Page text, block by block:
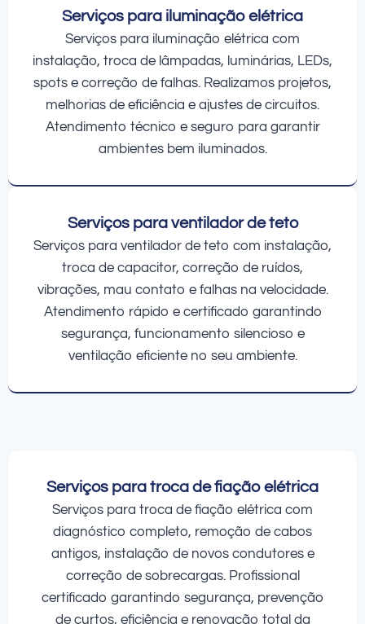
Serviços para iluminação elétrica
Serviços para iluminação elétrica com
instalação, troca de lâmpadas, luminárias, LEDs,
spots e correção de falhas. Realizamos projetos,
melhorias de eficiência e ajustes de circuitos.
Atendimento técnico e seguro para garantir
ambientes bem iluminados.
Serviços para ventilador de teto
Serviços para ventilador de teto com instalação,
troca de capacitor, correção de ruídos,
vibrações, mau contato e falhas na velocidade.
Atendimento rápido e certificado garantindo
segurança, funcionamento silencioso e
ventilação eficiente no seu ambiente.
Serviços para troca de fiação elétrica
Serviços para troca de fiação elétrica com
diagnóstico completo, remoção de cabos
antigos, instalação de novos condutores e
correção de sobrecargas. Profissional
certificado garantindo segurança, prevenção
de curtos, eficiência e renovação total da